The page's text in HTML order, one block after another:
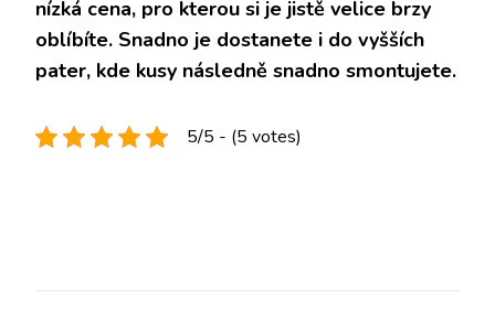
nízká cena, pro kterou si je jistě velice brzy
oblíbíte. Snadno je dostanete i do vyšších
pater, kde kusy následně snadno smontujete.
5/5 - (5 votes)